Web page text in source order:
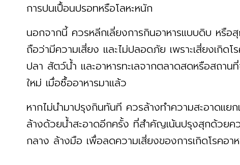
การปนเปื้อนปรอทหรือโลหะหนัก
นอกจากนี้ ควรหลีกเลี่ยงการกินอาหารแบบดิบ หรื
ถือว่ามีความเสี่ยง และไม่ปลอดภัย เพราะเสี่ยงเกิด
ปลา สัตว์น้ำ และอาหารทะเลจากตลาดสดหรือสถา
ใหม่ เมื่อซื้ออาหารมาแล้ว
หากไม่นำมาปรุงกินทันที ควรล้างทำความสะอาดแย
ล้างด้วยน้ำสะอาดอีกครั้ง ที่สำคัญเน้นปรุงสุกด้วย
กลาง ล้างมือ เพื่อลดความเสี่ยงของการเกิดโรคอา